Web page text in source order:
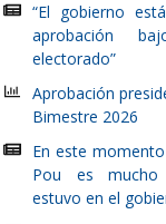
“El gobierno
aprobación
electorado”
Aprobación
Bimestre 2026
En este
Pou es
estuvo en el